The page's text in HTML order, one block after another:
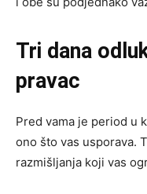
Tri dana
pravac
Pred vama je period u
ono što vas usporava.
razmišljanja koji vas